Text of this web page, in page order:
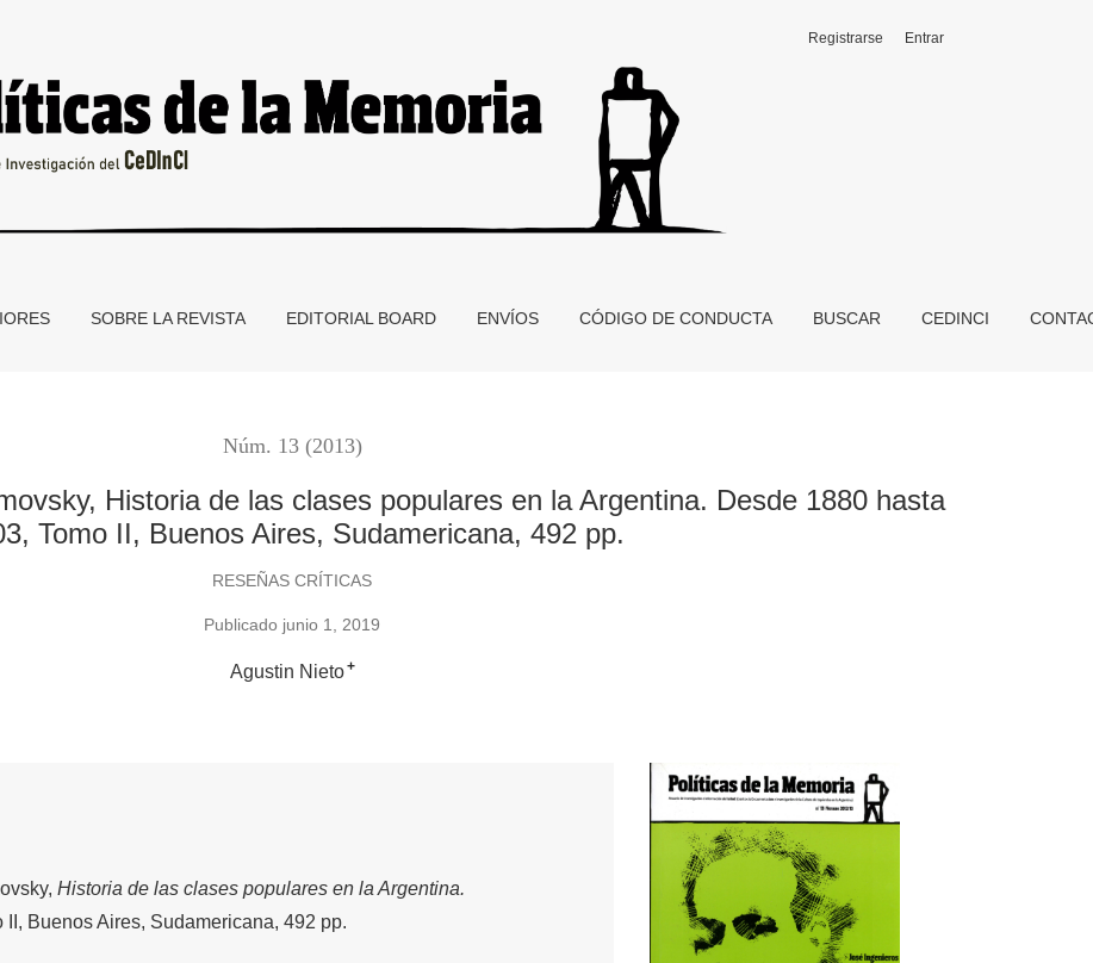
de las clases populares en la Argentina. Desde 1880 hasta 2003, Tomo II, Buenos Aires, Sudamericana, 492 pp.
SOBRE LA REVISTA EDITORIAL BOARD ENVÍOS CÓDIGO DE CONDUCTA BUSCAR CEDINCI
Registrarse Entrar
Núm. 13 (2013)
Historia de las clases populares en la Argentina. Desde 1880 hasta
Tomo II, Buenos Aires, Sudamericana, 492 pp.
RESEÑAS CRÍTICAS
Publicado junio 1, 2019
Agustin Nieto+
Historia de las clases populares en la Argentina.
II, Buenos Aires, Sudamericana, 492 pp.